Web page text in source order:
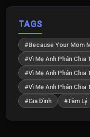
TAGS
#Because Your Mom
#Vì Mẹ Anh Phán Chia
#Vì Mẹ Anh Phán Chia
#Vì Mẹ Anh Phán Chia
#Gia Đình
#Tâm Lý